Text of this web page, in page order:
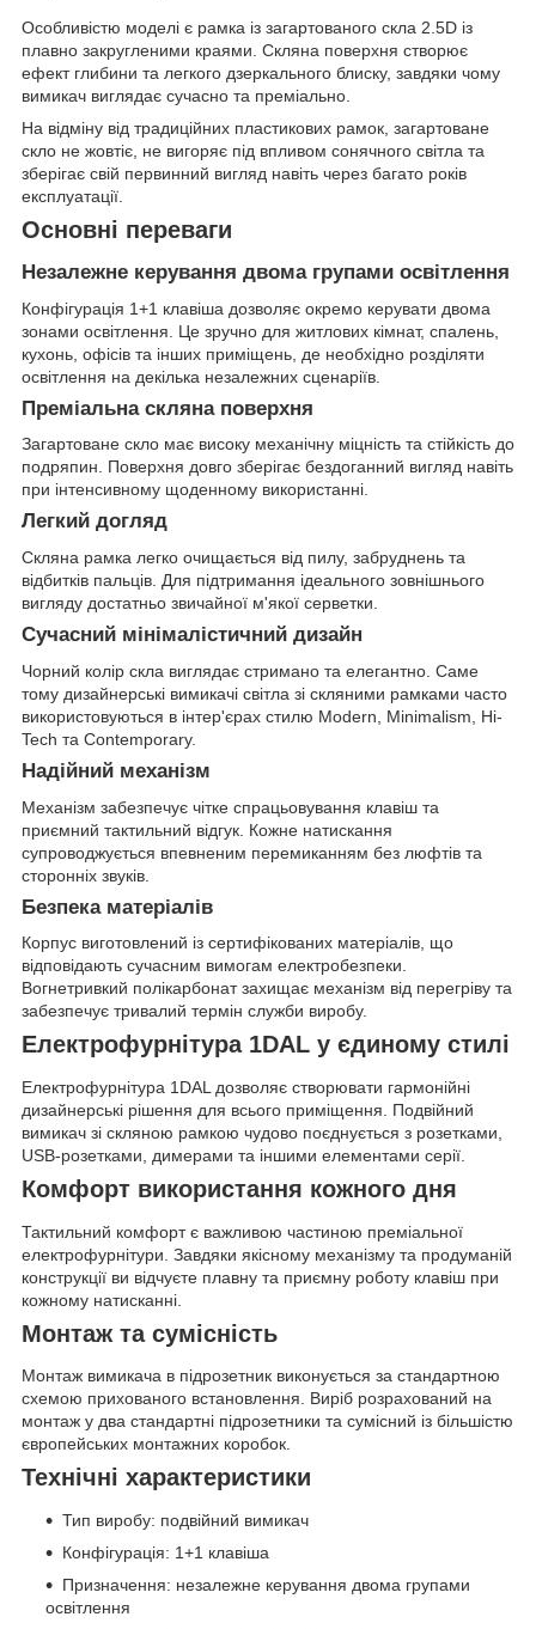
Особливістю моделі є рамка із загартованого скла 2.5D із
плавно закругленими краями. Скляна поверхня створює
ефект глибини та легкого дзеркального блиску, завдяки чому
вимикач виглядає сучасно та преміально.
На відміну від традиційних пластикових рамок, загартоване
скло не жовтіє, не вигоряє під впливом сонячного світла та
зберігає свій первинний вигляд навіть через багато років
експлуатації.
Основні переваги
Незалежне керування двома групами освітлення
Конфігурація 1+1 клавіша дозволяє окремо керувати двома
зонами освітлення. Це зручно для житлових кімнат, спалень,
кухонь, офісів та інших приміщень, де необхідно розділяти
освітлення на декілька незалежних сценаріїв.
Преміальна скляна поверхня
Загартоване скло має високу механічну міцність та стійкість до
подряпин. Поверхня довго зберігає бездоганний вигляд навіть
при інтенсивному щоденному використанні.
Легкий догляд
Скляна рамка легко очищається від пилу, забруднень та
відбитків пальців. Для підтримання ідеального зовнішнього
вигляду достатньо звичайної м'якої серветки.
Сучасний мінімалістичний дизайн
Чорний колір скла виглядає стримано та елегантно. Саме
тому дизайнерські вимикачі світла зі скляними рамками часто
використовуються в інтер'єрах стилю Modern, Minimalism, Hi-
Tech та Contemporary.
Надійний механізм
Механізм забезпечує чітке спрацьовування клавіш та
приємний тактильний відгук. Кожне натискання
супроводжується впевненим перемиканням без люфтів та
сторонніх звуків.
Безпека матеріалів
Корпус виготовлений із сертифікованих матеріалів, що
відповідають сучасним вимогам електробезпеки.
Вогнетривкий полікарбонат захищає механізм від перегріву та
забезпечує тривалий термін служби виробу.
Електрофурнітура 1DAL у єдиному стилі
Електрофурнітура 1DAL дозволяє створювати гармонійні
дизайнерські рішення для всього приміщення. Подвійний
вимикач зі скляною рамкою чудово поєднується з розетками,
USB-розетками, димерами та іншими елементами серії.
Комфорт використання кожного дня
Тактильний комфорт є важливою частиною преміальної
електрофурнітури. Завдяки якісному механізму та продуманій
конструкції ви відчуєте плавну та приємну роботу клавіш при
кожному натисканні.
Монтаж та сумісність
Монтаж вимикача в підрозетник виконується за стандартною
схемою прихованого встановлення. Виріб розрахований на
монтаж у два стандартні підрозетники та сумісний із більшістю
європейських монтажних коробок.
Технічні характеристики
Тип виробу: подвійний вимикач
Конфігурація: 1+1 клавіша
Призначення: незалежне керування двома групами
освітлення